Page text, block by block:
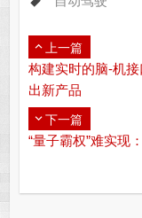
上一篇
构建实时的脑-机
出新产品
下一篇
“量子霸权”难实现